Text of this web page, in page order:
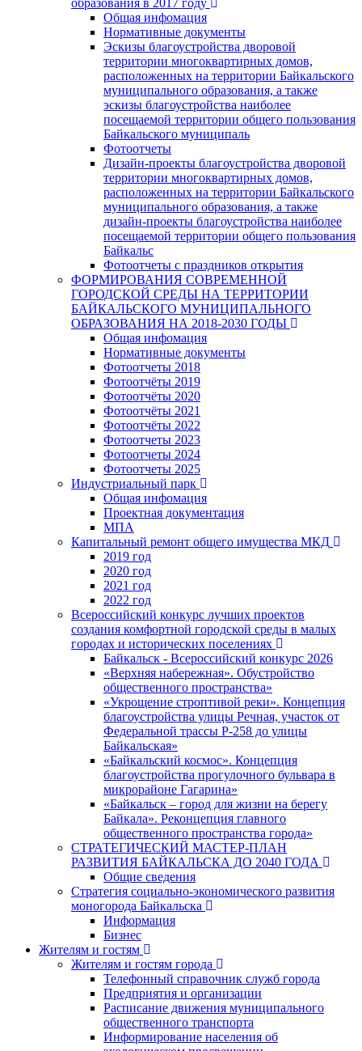
Общая инфомация
Нормативные документы
Эскизы благоустройства дворовой
территории многоквартирных домов,
расположенных на территории Байкальского
муниципального образования, а также
эскизы благоустройства наиболее
посещаемой территории общего пользования
Байкальского муниципаль
Фотоотчеты
Дизайн-проекты благоустройства дворовой
территории многоквартирных домов,
расположенных на территории Байкальского
муниципального образования, а также
дизайн-проекты благоустройства наиболее
посещаемой территории общего пользования
Байкальс
Фотоотчеты с праздников открытия
ФОРМИРОВАНИЯ СОВРЕМЕННОЙ
ГОРОДСКОЙ СРЕДЫ НА ТЕРРИТОРИИ
БАЙКАЛЬСКОГО МУНИЦИПАЛЬНОГО
ОБРАЗОВАНИЯ НА 2018-2030 ГОДЫ
Общая инфомация
Нормативные документы
Фотоотчеты 2018
Фотоотчёты 2019
Фотоотчёты 2020
Фотоотчёты 2021
Фотоотчёты 2022
Фотоотчеты 2023
Фотоотчеты 2024
Фотоотчеты 2025
Индустриальный парк
Общая инфомация
Проектная документация
МПА
Капитальный ремонт общего имущества МКД
2019 год
2020 год
2021 год
2022 год
Всероссийский конкурс лучших проектов
создания комфортной городской среды в малых
городах и исторических поселениях
Байкальск - Всероссийский конкурс 2026
«Верхняя набережная». Обустройство
общественного пространства»
«Укрощение строптивой реки». Концепция
благоустройства улицы Речная, участок от
Федеральной трассы Р-258 до улицы
Байкальская»
«Байкальский космос». Концепция
благоустройства прогулочного бульвара в
микрорайоне Гагарина»
«Байкальск – город для жизни на берегу
Байкала». Реконцепция главного
общественного пространства города»
СТРАТЕГИЧЕСКИЙ МАСТЕР-ПЛАН
РАЗВИТИЯ БАЙКАЛЬСКА ДО 2040 ГОДА
Общие сведения
Стратегия социально-экономического развития
моногорода Байкальска
Информация
Бизнес
Жителям и гостям
Жителям и гостям города
Телефонный справочник служб города
Предприятия и организации
Расписание движения муниципального
общественного транспорта
Информирование населения об